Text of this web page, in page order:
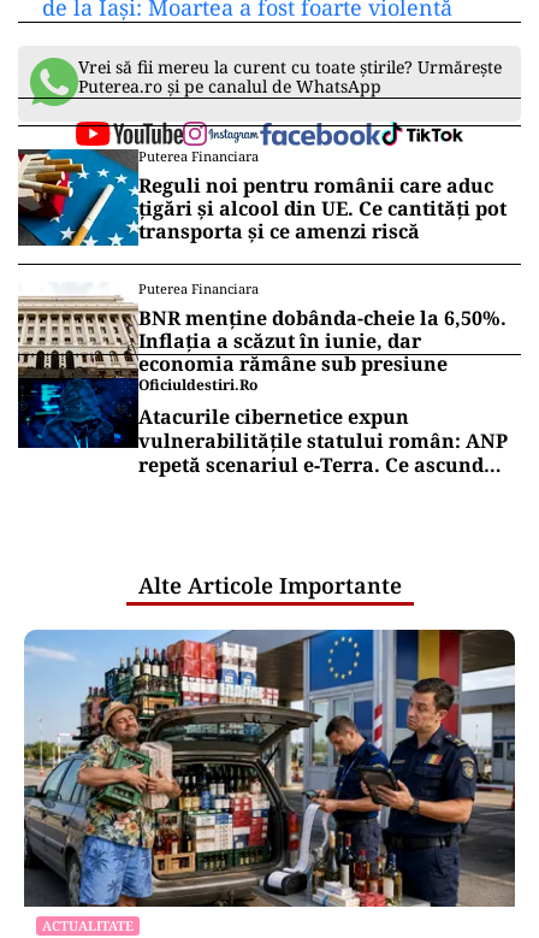
de la Iași: Moartea a fost foarte violentă
Vrei să fii mereu la curent cu toate știrile? Urmărește
Puterea.ro și pe canalul de WhatsApp
Puterea Financiara
Reguli noi pentru românii care aduc
țigări și alcool din UE. Ce cantități pot
transporta și ce amenzi riscă
Puterea Financiara
BNR menține dobânda-cheie la 6,50%.
Inflația a scăzut în iunie, dar
economia rămâne sub presiune
Oficiuldestiri.ro
Atacurile cibernetice expun
vulnerabilitățile statului român: ANP
repetă scenariul e‑Terra. Ce ascund
Alte Articole Importante
ACTUALITATE